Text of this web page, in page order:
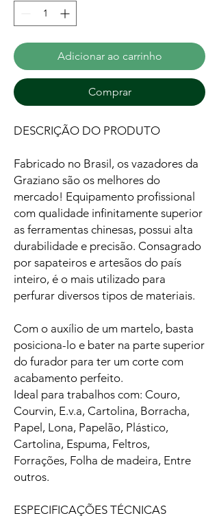
Adicionar ao carrinho
Comprar
DESCRIÇÃO DO PRODUTO
Fabricado no Brasil, os vazadores da
Graziano são os melhores do
mercado! Equipamento profissional
com qualidade infinitamente superior
as ferramentas chinesas, possui alta
durabilidade e precisão. Consagrado
por sapateiros e artesãos do país
inteiro, é o mais utilizado para
perfurar diversos tipos de materiais.
Com o auxílio de um martelo, basta
posiciona-lo e bater na parte superior
do furador para ter um corte com
acabamento perfeito.
Ideal para trabalhos com: Couro,
Courvin, E.v.a, Cartolina, Borracha,
Papel, Lona, Papelão, Plástico,
Cartolina, Espuma, Feltros,
Forrações, Folha de madeira, Entre
outros.
ESPECIFICAÇÕES TÉCNICAS